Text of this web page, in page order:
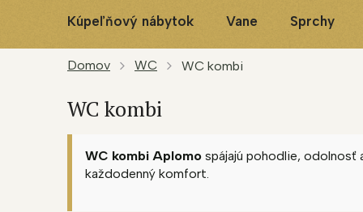
Kúpeľňový nábytok Vane Sprchy
Domov WC WC kombi
WC kombi
WC kombi Aplomo spájajú pohodlie, odolnosť
každodenný komfort.